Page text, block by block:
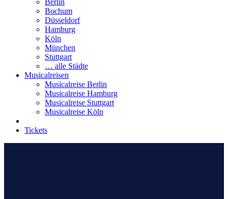
Berlin
Bochum
Düsseldorf
Hamburg
Köln
München
Stuttgart
… alle Städte
Musicalreisen
Musicalreise Berlin
Musicalreise Hamburg
Musicalreise Stuttgart
Musicalreise Köln
Tickets